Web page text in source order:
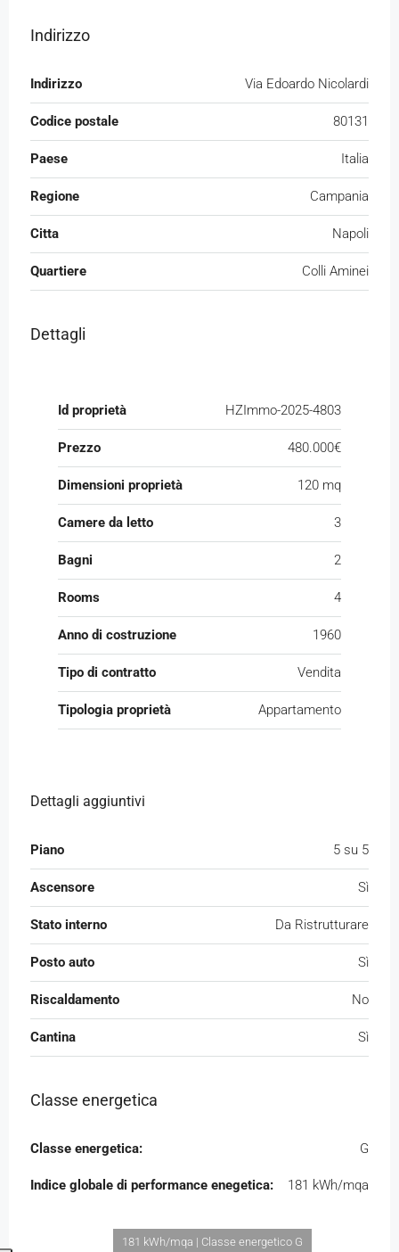
Indirizzo
Indirizzo Via Edoardo Nicolardi
Codice postale 80131
Paese Italia
Regione Campania
Citta Napoli
Quartiere Colli Aminei
Dettagli
Id proprietà HZImmo-2025-4803
Prezzo 480.000€
Dimensioni proprietà 120 mq
Camere da letto 3
Bagni 2
Rooms 4
Anno di costruzione 1960
Tipo di contratto Vendita
Tipologia proprietà Appartamento
Dettagli aggiuntivi
Piano 5 su 5
Ascensore Sì
Stato interno Da Ristrutturare
Posto auto Sì
Riscaldamento No
Cantina Sì
Classe energetica
Classe energetica: G
Indice globale di performance enegetica: 181 kWh/mqa
181 kWh/mqa | Classe energetico G